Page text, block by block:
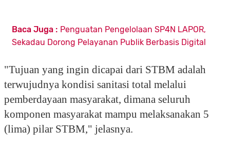
Baca Juga : Penguatan Pengelolaan SP4N LAPOR,
Sekadau Dorong Pelayanan Publik Berbasis Digital
"Tujuan yang ingin dicapai dari STBM adalah
terwujudnya kondisi sanitasi total melalui
pemberdayaan masyarakat, dimana seluruh
komponen masyarakat mampu melaksanakan 5
(lima) pilar STBM," jelasnya.